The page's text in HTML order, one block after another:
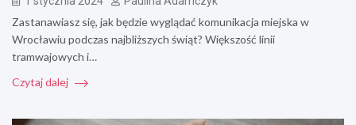
Zastanawiasz się, jak będzie wyglądać komunikacja miejska w
Wrocławiu podczas najbliższych świąt? Większość linii
tramwajowych i…
Czytaj dalej